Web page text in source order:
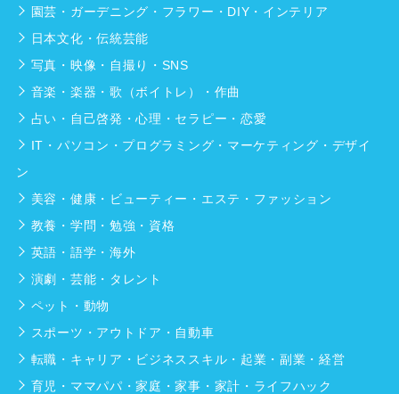
園芸・ガーデニング・フラワー・DIY・インテリア
日本文化・伝統芸能
写真・映像・自撮り・SNS
音楽・楽器・歌（ボイトレ）・作曲
占い・自己啓発・心理・セラピー・恋愛
IT・パソコン・プログラミング・マーケティング・デザイ
ン
美容・健康・ビューティー・エステ・ファッション
教養・学問・勉強・資格
英語・語学・海外
演劇・芸能・タレント
ペット・動物
スポーツ・アウトドア・自動車
転職・キャリア・ビジネススキル・起業・副業・経営
育児・ママパパ・家庭・家事・家計・ライフハック